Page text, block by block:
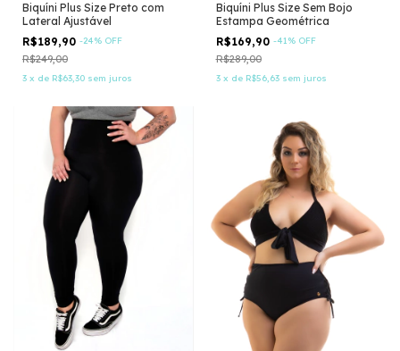
Biquíni Plus Size Preto com
Lateral Ajustável
R$189,90 -24% OFF
R$249,00
3 x de R$63,30 sem juros
Biquíni Plus Size Sem Bojo
Estampa Geométrica
R$169,90 -41% OFF
R$289,00
3 x de R$56,63 sem juros